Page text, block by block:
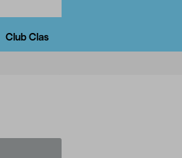
Club Clas